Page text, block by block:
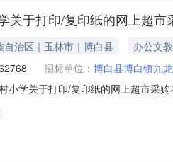
关于打印/复印纸的网上超市
自治区｜玉林市｜博白县
办公文教
招标单位： 博白县博白镇九
小学关于打印/复印纸的网上超市采
采购计划信息：序号采购